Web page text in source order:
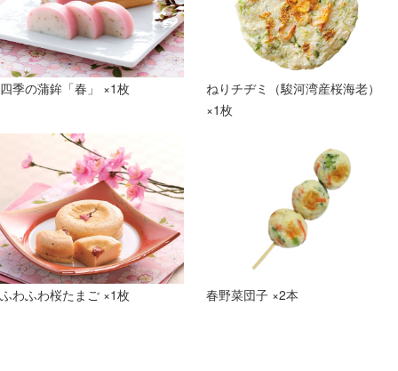
四季の蒲鉾「春」 ×1枚
ねりチヂミ（駿河湾産桜海老）
×1枚
ふわふわ桜たまご ×1枚 春野菜団子 ×2本